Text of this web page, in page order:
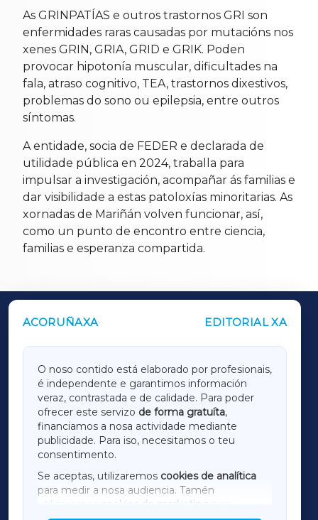
As GRINPATÍAS e outros trastornos GRI son
enfermidades raras causadas por mutacións nos
xenes GRIN, GRIA, GRID e GRIK. Poden
provocar hipotonía muscular, dificultades na
fala, atraso cognitivo, TEA, trastornos dixestivos,
problemas do sono ou epilepsia, entre outros
síntomas.
A entidade, socia de FEDER e declarada de
utilidade pública en 2024, traballa para
impulsar a investigación, acompañar ás familias e
dar visibilidade a estas patoloxías minoritarias. As
xornadas de Mariñán volven funcionar, así,
como un punto de encontro entre ciencia,
familias e esperanza compartida.
ACORUÑAXA EDITORIAL XA
O noso contido está elaborado por profesionais,
é independente e garantimos información
veraz, contrastada e de calidade. Para poder
ofrecer este servizo de forma gratuíta,
financiamos a nosa actividade mediante
publicidade. Para iso, necesitamos o teu
consentimento.
Se aceptas, utilizaremos cookies de analítica
para medir a nosa audiencia. Tamén
utilizaremos
cookies de marketing
OUTROS PERIÓDICOS
LUGOXA
TERRACHAXA
AMARIÑAXA